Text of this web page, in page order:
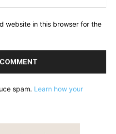
website in this browser for the
spam. Learn how your